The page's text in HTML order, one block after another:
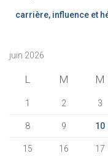
carrière, influence et
juin 2026
L M M
1 2 3
8 9 10
15 16 17